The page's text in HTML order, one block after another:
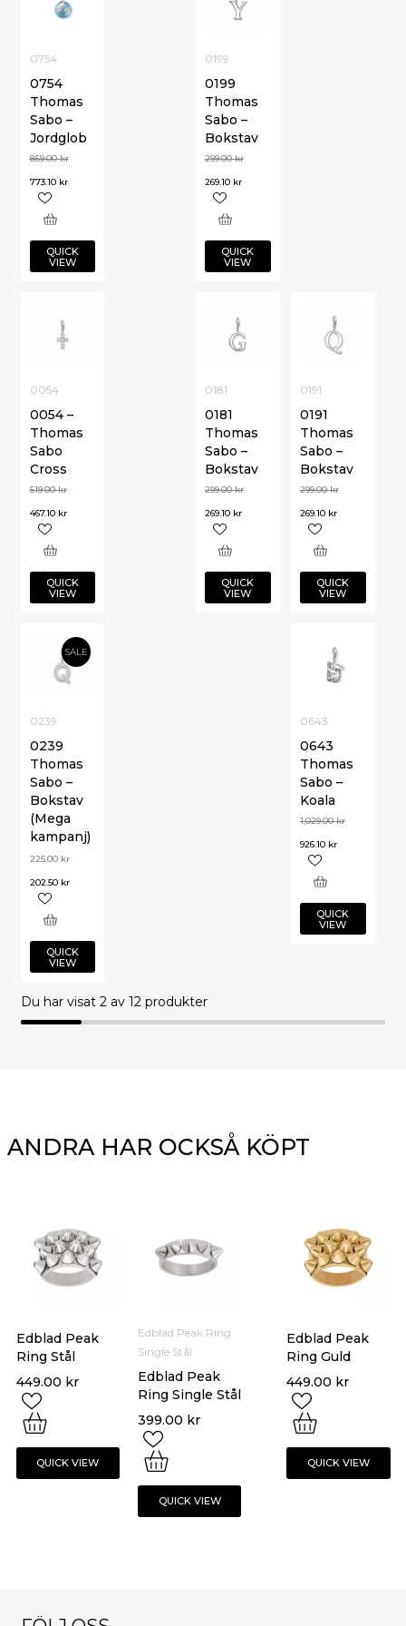
0199
0199
Thomas
Sabo –
Bokstav
299.00kr
269.10 kr
QUICK
VIEW
0754
0754
Thomas
Sabo –
Jordglob
859.00kr
773.10 kr
QUICK
VIEW
0191
0191
Thomas
Sabo –
Bokstav
299.00kr
269.10 kr
QUICK
VIEW
0054
0054 –
Thomas
Sabo
Cross
519.00kr
467.10 kr
QUICK
VIEW
0181
0181
Thomas
Sabo –
Bokstav
299.00kr
269.10 kr
QUICK
VIEW
SALE
0239
0239
Thomas
Sabo –
Bokstav
(Mega
kampanj)
225.00 kr
202.50 kr
QUICK
VIEW
0643
0643
Thomas
Sabo –
Koala
1,029.00kr
926.10 kr
QUICK
VIEW
Du har visat 2av 12 produkter
ANDRA HAR OCKSÅ KÖPT
Edblad Peak
Ring Stål
449.00 kr
QUICK VIEW
Edblad Peak
Ring Guld
449.00 kr
QUICK VIEW
Edblad Peak Ring
Single Stål
Edblad Peak
Ring Single Stål
399.00 kr
QUICK VIEW